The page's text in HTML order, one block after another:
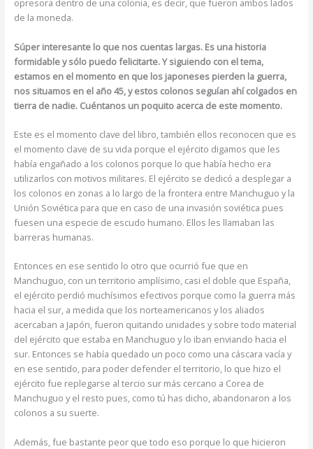
opresora dentro de una colonia, es decir, que fueron ambos lados
de la moneda.
Súper interesante lo que nos cuentas largas. Es una historia
formidable y sólo puedo felicitarte. Y siguiendo con el tema,
estamos en el momento en que los japoneses pierden la guerra,
nos situamos en el año 45, y estos colonos seguían ahí colgados en
tierra de nadie. Cuéntanos un poquito acerca de este momento.
Este es el momento clave del libro, también ellos reconocen que es
el momento clave de su vida porque el ejército digamos que les
había engañado a los colonos porque lo que había hecho era
utilizarlos con motivos militares. El ejército se dedicó a desplegar a
los colonos en zonas a lo largo de la frontera entre Manchuguo y la
Unión Soviética para que en caso de una invasión soviética pues
fuesen una especie de escudo humano. Ellos les llamaban las
barreras humanas.
Entonces en ese sentido lo otro que ocurrió fue que en
Manchuguo, con un territorio amplísimo, casi el doble que España,
el ejército perdió muchísimos efectivos porque como la guerra más
hacia el sur, a medida que los norteamericanos y los aliados
acercaban a Japón, fueron quitando unidades y sobre todo material
del ejército que estaba en Manchuguo y lo iban enviando hacia el
sur. Entonces se había quedado un poco como una cáscara vacía y
en ese sentido, para poder defender el territorio, lo que hizo el
ejército fue replegarse al tercio sur más cercano a Corea de
Manchuguo y el resto pues, como tú has dicho, abandonaron a los
colonos a su suerte.
Además, fue bastante peor que todo eso porque lo que hicieron